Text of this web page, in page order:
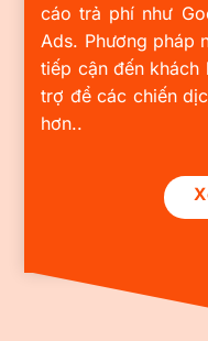
cáo trả phí như
Ads. Phương pháp
tiếp cận đến khách
trợ để các chiến
hơn..